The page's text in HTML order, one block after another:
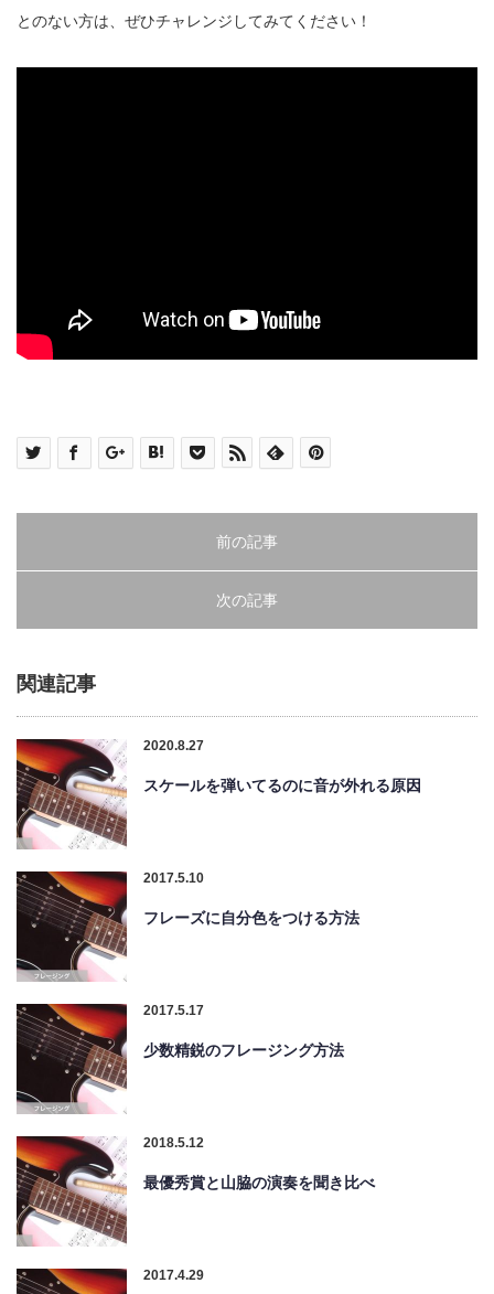
とのない方は、ぜひチャレンジしてみてください！
前の記事
次の記事
関連記事
2020.8.27
スケールを弾いてるのに音が外れる原因
2017.5.10
フレーズに自分色をつける方法
2017.5.17
少数精鋭のフレージング方法
2018.5.12
最優秀賞と山脇の演奏を聞き比べ
2017.4.29